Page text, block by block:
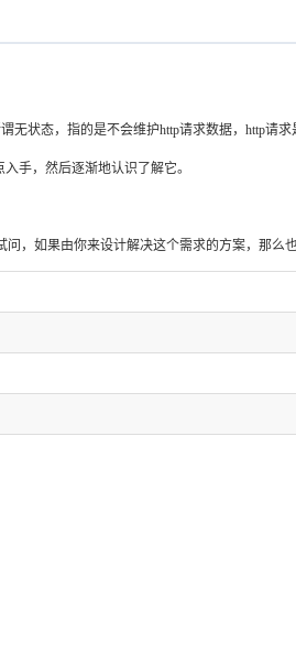
状态，指的是不会维护http请求数据，http请
手，然后逐渐地认识了解它。
，如果由你来设计解决这个需求的方案，那么